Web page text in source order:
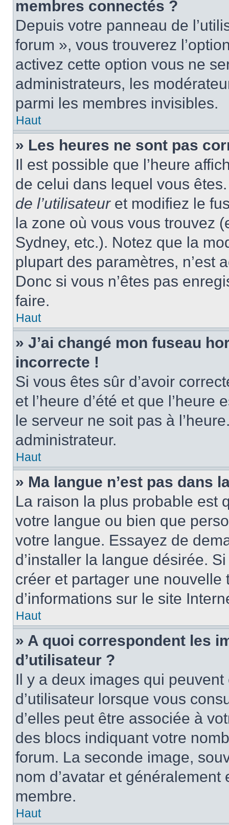
membres connectés ?
Depuis votre panneau de
forum », vous trouverez
activez cette option vous ne
administrateurs, les
parmi les membres invisibles.
Haut
» Les heures ne sont pas
Il est possible que l’heure
de celui dans lequel vous
de l’utilisateuret modifiez le
la zone où vous vous trouvez
Sydney, etc.). Notez que la
plupart des paramètres, n’est
Donc si vous n’êtes pas
faire.
Haut
» J’ai changé mon fuseau
incorrecte !
Si vous êtes sûr d’avoir
et l’heure d’été et que
le serveur ne soit pas à
administrateur.
Haut
» Ma langue n’est pas dans
La raison la plus probable est
votre langue ou bien que
votre langue. Essayez de
d’installer la langue désirée.
créer et partager une
d’informations sur le site
Haut
» A quoi correspondent les
d’utilisateur ?
Il y a deux images qui
d’utilisateur lorsque vous
d’elles peut être associée à
des blocs indiquant votre
forum. La seconde image,
nom d’avatar et
membre.
Haut